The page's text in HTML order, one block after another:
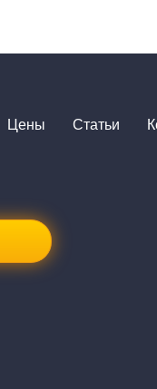
Цены Статьи